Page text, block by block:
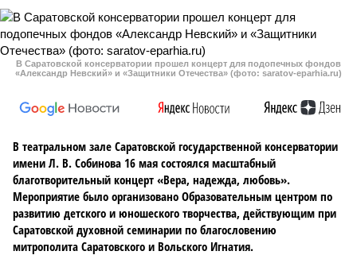
В Саратовской консерватории прошел концерт для подопечных фондов
«Александр Невский» и «Защитники Отечества» (фото: saratov-eparhia.ru)
В театральном зале Саратовской государственной консерватории
имени Л. В. Собинова 16 мая состоялся масштабный
благотворительный концерт «Вера, надежда, любовь».
Мероприятие было организовано Образовательным центром по
развитию детского и юношеского творчества, действующим при
Саратовской духовной семинарии по благословению
митрополита Саратовского и Вольского Игнатия.